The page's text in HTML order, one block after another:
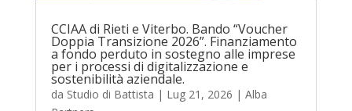
CCIAA di Rieti e Viterbo. Bando “Voucher
Doppia Transizione 2026”. Finanziamento
a fondo perduto in sostegno alle imprese
per i processi di digitalizzazione e
sostenibilità aziendale.
da Studio di Battista | Lug 21, 2026 | Alba